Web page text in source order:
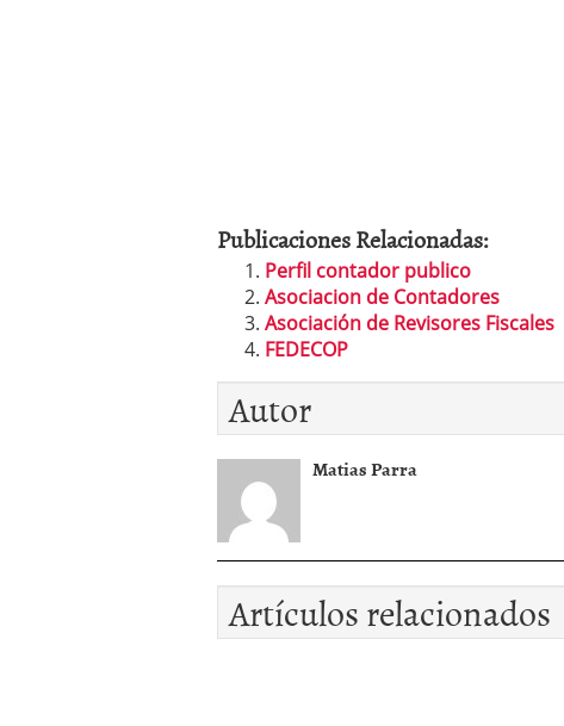
Publicaciones Relacionadas:
Perfil contador publico
Asociacion de Contadores
Asociación de Revisores Fiscales
FEDECOP
Autor
Matias Parra
Artículos relacionados